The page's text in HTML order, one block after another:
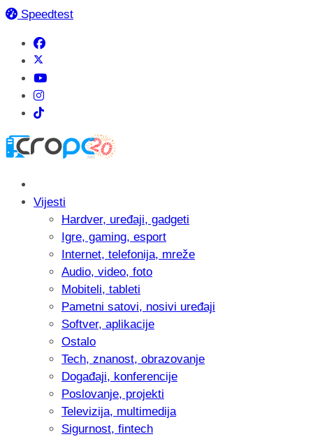
Speedtest
Vijesti
Hardver, uređaji, gadgeti
Igre, gaming, esport
Internet, telefonija, mreže
Audio, video, foto
Mobiteli, tableti
Pametni satovi, nosivi uređaji
Softver, aplikacije
Ostalo
Tech, znanost, obrazovanje
Događaji, konferencije
Poslovanje, projekti
Televizija, multimedija
Sigurnost, fintech